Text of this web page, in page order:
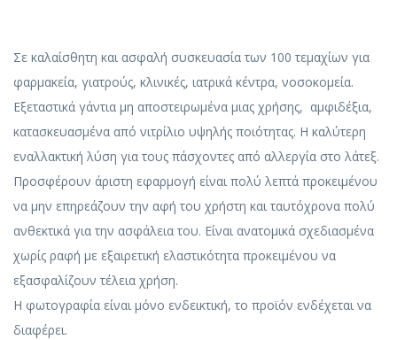
Σε καλαίσθητη και ασφαλή συσκευασία των 100 τεμαχίων για
φαρμακεία, γιατρούς, κλινικές, ιατρικά κέντρα, νοσοκομεία.
Εξεταστικά γάντια μη αποστειρωμένα μιας χρήσης, αμφιδέξια,
κατασκευασμένα από νιτρίλιο υψηλής ποιότητας. Η καλύτερη
εναλλακτική λύση για τους πάσχοντες από αλλεργία στο λάτεξ.
Προσφέρουν άριστη εφαρμογή είναι πολύ λεπτά προκειμένου
να μην επηρεάζουν την αφή του χρήστη και ταυτόχρονα πολύ
ανθεκτικά για την ασφάλεια του. Είναι ανατομικά σχεδιασμένα
χωρίς ραφή με εξαιρετική ελαστικότητα προκειμένου να
εξασφαλίζουν τέλεια χρήση.
Η φωτογραφία είναι μόνο ενδεικτική, το προϊόν ενδέχεται να
διαφέρει.